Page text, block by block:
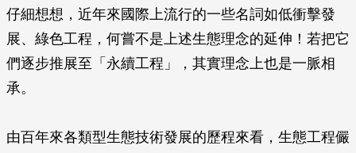
仔細想想，近年來國際上流行的一些名詞如低衝擊發
展、綠色工程，何嘗不是上述生態理念的延伸！若把它
們逐步推展至「永續工程」，其實理念上也是一脈相
承。
由百年來各類型生態技術發展的歷程來看，生態工程儼